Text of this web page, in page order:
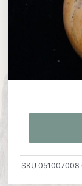
SKU 051007008